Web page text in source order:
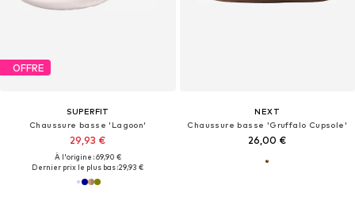
OFFRE
SUPERFIT
Chaussure basse 'Lagoon'
29,93 €
À l'origine : 69,90 €
Dernier prix le plus bas :29,93 €
NEXT
Chaussure basse 'Gruffalo Cupsole'
26,00 €